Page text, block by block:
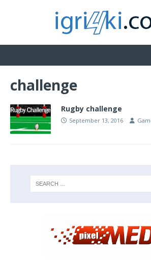
challenge
Rugby challenge
September 13, 2016